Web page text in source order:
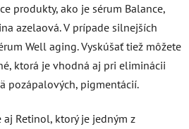
produkty, ako je sérum Balance,
azelaová. V prípade silnejších
Well aging.Vyskúšať tiež môžete
ktorá je vhodná aj pri eliminácii
pozápalových, pigmentácií.
Retinol, ktorý je jedným z